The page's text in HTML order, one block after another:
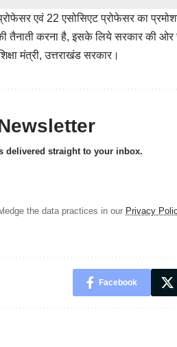
एवं 22 एसोसिएट प्रोफेसर का
तैनाती करना है, इसके लिये सरकार की ओर
मंत्री, उत्तराखंड सरकार।
delivered straight to your inbox.
the data practices in our Privacy
Facebook